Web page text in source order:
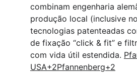
combinam engenharia
produção local (inclusive
tecnologias patenteadas
de fixação “click & fit” e
com vida útil estendida.
USA+2Pfannenberg+2